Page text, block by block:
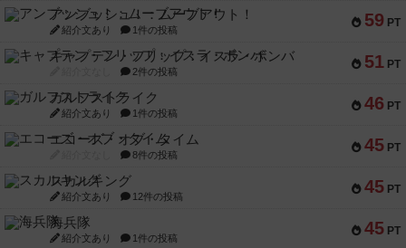
59 PT
アンブッシュ！：ムーブアウト！
紹介文あり 1件の投稿
51 PT
キャプテン・フリップ：イスラ・ボンバ
2件の投稿
46 PT
ガルフストライク
紹介文あり 1件の投稿
45 PT
エコーズ・オブ・タイム
8件の投稿
45 PT
スカルキング
紹介文あり 12件の投稿
45 PT
海兵隊
紹介文あり 1件の投稿